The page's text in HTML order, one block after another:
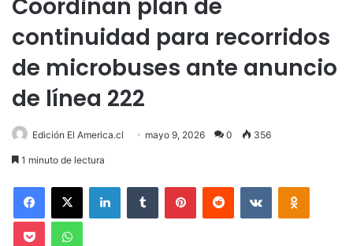
Coordinan plan de
continuidad para recorridos
de microbuses ante anuncio
de línea 222
Edición El America.cl mayo 9, 2026 0 356
1 minuto de lectura
Facebook
X LinkedInTumblr PinterestReddit VKontakte
Pocket WhatsApp